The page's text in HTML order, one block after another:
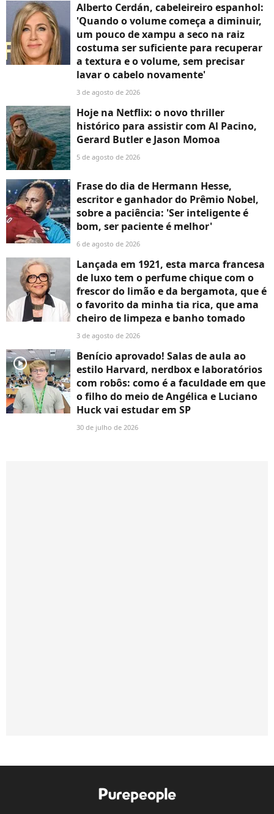
Alberto Cerdán, cabeleireiro espanhol:
'Quando o volume começa a diminuir,
um pouco de xampu a seco na raiz
costuma ser suficiente para recuperar
a textura e o volume, sem precisar
lavar o cabelo novamente'
3 de agosto de 2026
Hoje na Netflix: o novo thriller
histórico para assistir com Al Pacino,
Gerard Butler e Jason Momoa
5 de agosto de 2026
Frase do dia de Hermann Hesse,
escritor e ganhador do Prêmio Nobel,
sobre a paciência: 'Ser inteligente é
bom, ser paciente é melhor'
6 de agosto de 2026
Lançada em 1921, esta marca francesa
de luxo tem o perfume chique com o
frescor do limão e da bergamota, que é
o favorito da minha tia rica, que ama
cheiro de limpeza e banho tomado
3 de agosto de 2026
player2
Benício aprovado! Salas de aula ao
estilo Harvard, nerdbox e laboratórios
com robôs: como é a faculdade em que
o filho do meio de Angélica e Luciano
Huck vai estudar em SP
30 de julho de 2026